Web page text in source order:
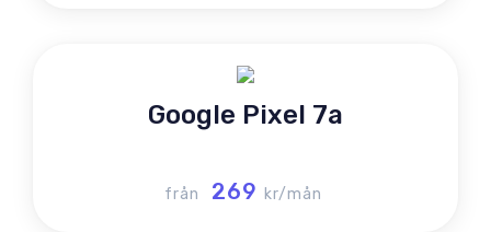
Google Pixel 7a
från 269 kr/mån